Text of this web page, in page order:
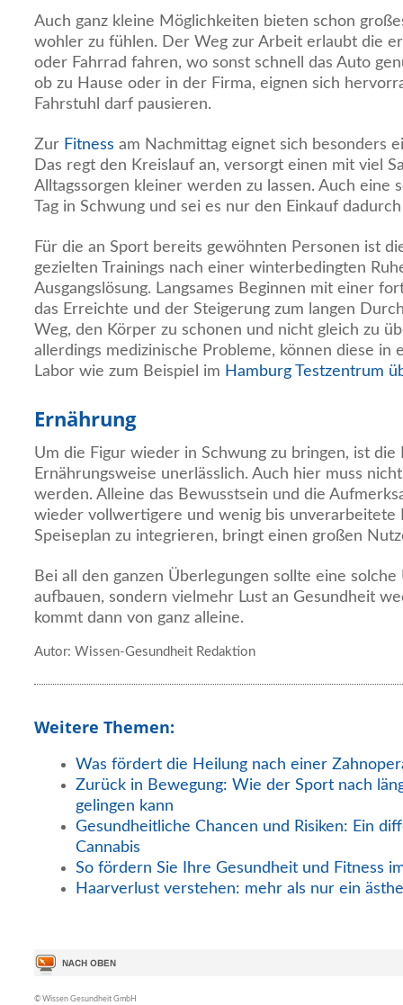
Auch ganz kleine Möglichkeiten bieten schon
wohler zu fühlen. Der Weg zur Arbeit erlaubt die
oder Fahrrad fahren, wo sonst schnell das Auto
ob zu Hause oder in der Firma, eignen sich
Fahrstuhl darf pausieren.
Zur Fitness am Nachmittag eignet sich besonders
Das regt den Kreislauf an, versorgt einen mit viel
Alltagssorgen kleiner werden zu lassen. Auch eine
Tag in Schwung und sei es nur den Einkauf
Für die an Sport bereits gewöhnten Personen ist
gezielten Trainings nach einer winterbedingten
Ausgangslösung. Langsames Beginnen mit einer
das Erreichte und der Steigerung zum langen
Weg, den Körper zu schonen und nicht gleich zu
allerdings medizinische Probleme, können diese in
Labor wie zum Beispiel im Hamburg Testzentrum
Ernährung
Um die Figur wieder in Schwung zu bringen, ist
Ernährungsweise unerlässlich. Auch hier muss
werden. Alleine das Bewusstsein und die
wieder vollwertigere und wenig bis unverarbeitete
Speiseplan zu integrieren, bringt einen großen
Bei all den ganzen Überlegungen sollte eine
aufbauen, sondern vielmehr Lust an Gesundheit
kommt dann von ganz alleine.
Autor: Wissen-Gesundheit Redaktion
Weitere Themen:
Was fördert die Heilung nach einer
Zurück in Bewegung: Wie der Sport nach
gelingen kann
Gesundheitliche Chancen und Risiken: Ein
Cannabis
So fördern Sie Ihre Gesundheit und Fitness
Haarverlust verstehen: mehr als nur ein
© Wissen Gesundheit GmbH